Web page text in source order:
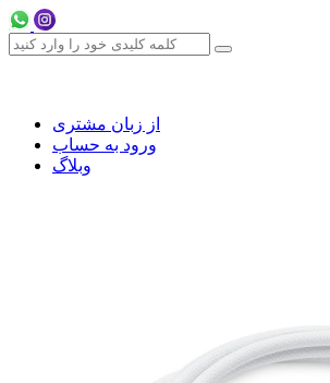
از زبان مشتری
ورود به حساب
وبلاگ